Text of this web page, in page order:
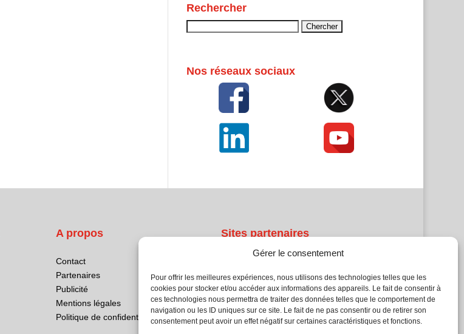
Gérer le consentement
Pour offrir les meilleures expériences, nous utilisons des technologies telles que les
cookies pour stocker et/ou accéder aux informations des appareils. Le fait de consentir à
ces technologies nous permettra de traiter des données telles que le comportement de
navigation ou les ID uniques sur ce site. Le fait de ne pas consentir ou de retirer son
consentement peut avoir un effet négatif sur certaines caractéristiques et fonctions.
Rechercher
Nos réseaux sociaux
A propos
Contact
Partenaires
Publicité
Mentions légales
Politique de confidentialité
Sites partenaires
Atrium Patrimoine
Kiosque 21
L'Atelier Bois
Planète Bâtiment